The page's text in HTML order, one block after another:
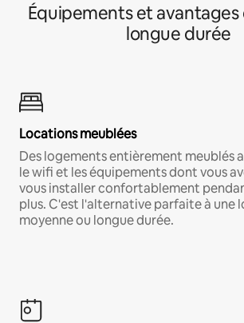
Équipements et avantages
longue durée
Locations meublées
Des logements entièrement meublés
le wifi et les équipements dont vous
vous installer confortablement
plus. C'est l'alternative parfaite à une
moyenne ou longue durée.